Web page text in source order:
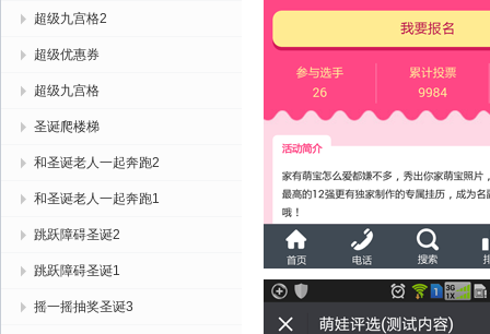
超级九宫格2
超级优惠券
超级九宫格
圣诞爬楼梯
和圣诞老人一起奔跑2
和圣诞老人一起奔跑1
跳跃障碍圣诞2
跳跃障碍圣诞1
摇一摇抽奖圣诞3